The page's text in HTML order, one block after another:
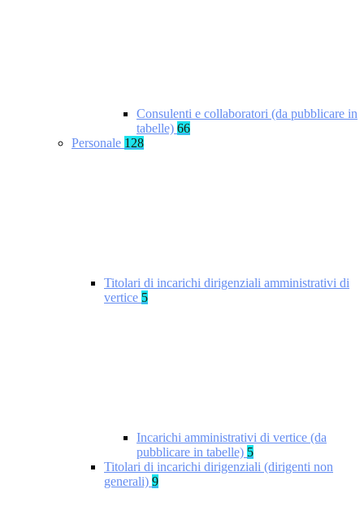
Consulenti e collaboratori (da pubblicare in
tabelle) 66
Personale 128
Titolari di incarichi dirigenziali amministrativi di
vertice 5
Incarichi amministrativi di vertice (da
pubblicare in tabelle) 5
Titolari di incarichi dirigenziali (dirigenti non
generali) 9